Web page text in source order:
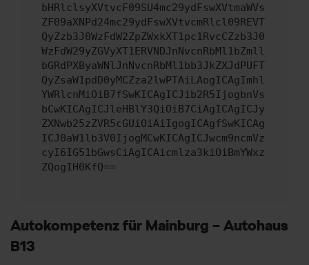
bHRlclsyXVtvcF09SU4mc29ydFswXVtmaWVs
ZF09aXNPd24mc29ydFswXVtvcmRlcl09REVT
QyZzb3J0WzFdW2ZpZWxkXT1pc1RvcCZzb3J0
WzFdW29yZGVyXT1ERVNDJnNvcnRbMl1bZmll
bGRdPXByaWNlJnNvcnRbMl1bb3JkZXJdPUFT
QyZsaW1pdD0yMCZza2lwPTAiLAogICAgImhl
YWRlcnMiOiB7fSwKICAgICJib2R5IjogbnVs
bCwKICAgICJleHBlY3QiOiB7CiAgICAgICJy
ZXNwb25zZVR5cGUiOiAiIgogICAgfSwKICAg
ICJ0aW1lb3V0IjogMCwKICAgICJwcm9ncmVz
cyI6IG51bGwsCiAgICAicmlza3kiOiBmYWxz
ZQogIH0KfQ==
Autokompetenz für Mainburg – Autohaus
B13